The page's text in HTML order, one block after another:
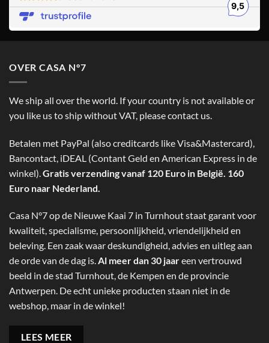
OVER CASA N°7
We ship all over the world. If your country is not available or
you like us to ship without VAT, please contact us.
Betalen met PayPal (also creditcards like Visa&Mastercard),
Bancontact, iDEAL (Contant Geld en American Express in de
winkel). Gratis verzending vanaf 120 Euro in België. 160
Euro naar Nederland.
Casa N°7 op de Nieuwe Kaai 7 in Turnhout staat garant voor
kwaliteit, specialisme, persoonlijkheid, vriendelijkheid en
beleving. Een zaak waar deskundigheid, advies en uitleg aan
de orde van de dag is.Al meer dan 30 jaareen vertrouwd
beeld in de stad Turnhout, de Kempen en de provincie
Antwerpen. De echt unieke producten staan niet in de
webshop, maar in de winkel!
LEES MEER